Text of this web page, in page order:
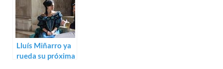
Lluís Miñarro ya
rueda su próxima